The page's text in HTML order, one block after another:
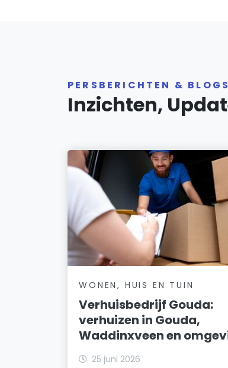
PERSBERICHTEN &
Inzichten,
WONEN, HUIS EN TUIN
Verhuisbedrijf Gouda:
verhuizen in Gouda,
Waddinxveen en
25 juni 2026